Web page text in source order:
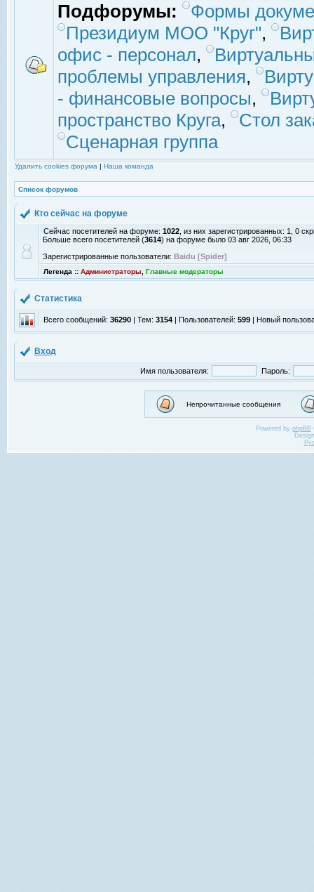
Подфорумы:
Формы
Президиум МОО "Круг",
офис - персонал,
проблемы управления,
- финансовые вопросы,
пространство Круга,
Стол
Сценарная группа
Удалить cookies форума | Наша команда
Список форумов
Кто сейчас на форуме
Сейчас посетителей на форуме: 1022 , из них зарегистрированных: 1, 0
Больше всего посетителей (3614) на форуме было 03 авг 2026, 06:33
Зарегистрированные пользователи: Baidu [Spider]
Легенда :: Администраторы Главные модераторы
Статистика
Всего сообщений: 36290 | Тем: 3154 | Пользователей: 599 | Новый
Вход
Имя пользователя: Пароль:
Непрочитанные сообщения
Powered by phpBB